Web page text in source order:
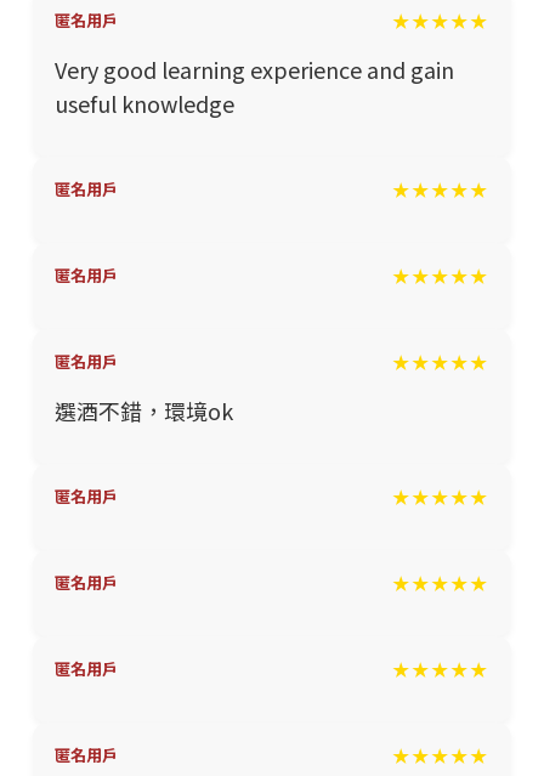
匿名用戶 ★★★★★
Very good learning experience and gain
useful knowledge
匿名用戶 ★★★★★
匿名用戶 ★★★★★
匿名用戶 ★★★★★
選酒不錯，環境ok
匿名用戶 ★★★★★
匿名用戶 ★★★★★
匿名用戶 ★★★★★
匿名用戶 ★★★★★